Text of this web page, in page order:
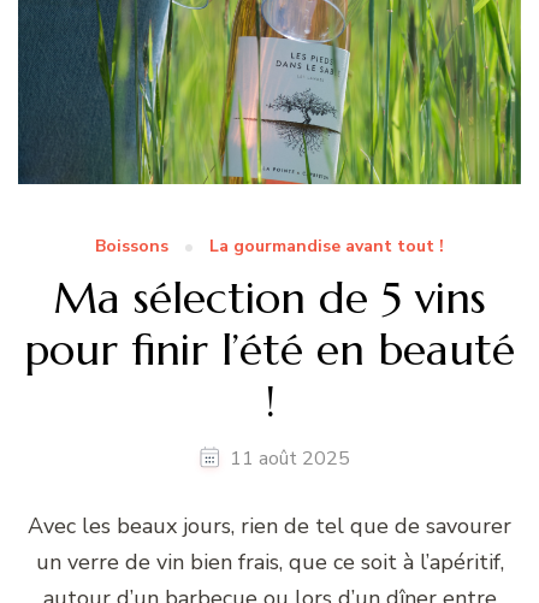
Boissons La gourmandise avant tout !
Ma sélection de 5 vins
pour finir l’été en beauté
!
11 août 2025
Avec les beaux jours, rien de tel que de savourer
un verre de vin bien frais, que ce soit à l’apéritif,